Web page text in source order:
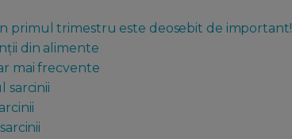
primul trimestru este deosebit de important!
din alimente
mai frecvente
sarcinii